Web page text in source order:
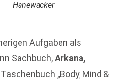
Hanewacker
Aufgaben als
Sachbuch,Arkana,
„Body, Mind &